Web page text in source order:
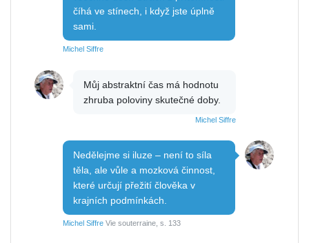
číhá ve stínech, i když jste úplně
sami.
Michel Siffre
Můj abstraktní čas má hodnotu
zhruba poloviny skutečné doby.
Michel Siffre
Nedělejme si iluze – není to síla
těla, ale vůle a mozková činnost,
které určují přežití člověka v
krajních podmínkách.
Michel Siffre Vie souterraine, s. 133